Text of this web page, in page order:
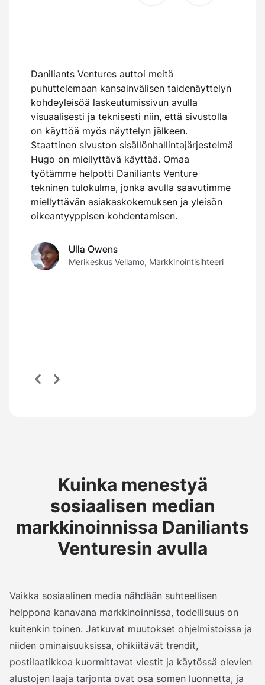
Daniliants Ventures auttoi meitä
puhuttelemaan kansainvälisen taidenäyttelyn
kohdeyleisöä laskeutumissivun avulla
visuaalisesti ja teknisesti niin, että sivustolla
on käyttöä myös näyttelyn jälkeen.
Staattinen sivuston sisällönhallintajärjestelmä
Hugo on miellyttävä käyttää. Omaa
työtämme helpotti Daniliants Venture
tekninen tulokulma, jonka avulla saavutimme
miellyttävän asiakaskokemuksen ja yleisön
oikeantyyppisen kohdentamisen.
Ulla Owens
Merikeskus Vellamo, Markkinointisihteeri
Kuinka menestyä
sosiaalisen median
markkinoinnissa Daniliants
Venturesin avulla
Vaikka sosiaalinen media nähdään suhteellisen
helppona kanavana markkinoinnissa, todellisuus on
kuitenkin toinen. Jatkuvat muutokset ohjelmistoissa ja
niiden ominaisuuksissa, ohikiitävät trendit,
postilaatikkoa kuormittavat viestit ja käytössä olevien
alustojen laaja tarjonta ovat osa somen luonnetta, ja